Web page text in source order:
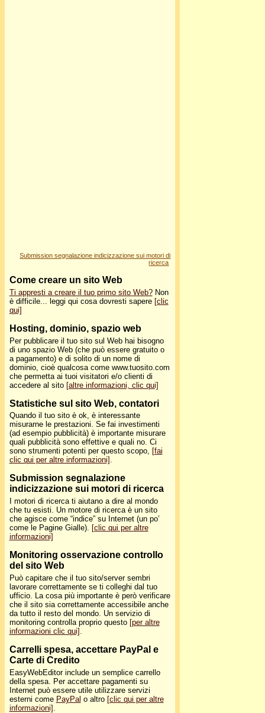
Submission segnalazione indicizzazione sui motori di
ricerca
Come creare un sito Web
Ti appresti a creare il tuo primo sito Web?Non
è difficile... leggi qui cosa dovresti sapere [clic
qui]
Hosting, dominio, spazio web
Per pubblicare il tuo sito sul Web hai bisogno
di uno spazio Web (che può essere gratuito o
a pagamento) e di solito di un nome di
dominio, cioè qualcosa come www.tuosito.com
che permetta ai tuoi visitatori e/o clienti di
accedere al sito [altre informazioni, clic qui]
Statistiche sul sito Web, contatori
Quando il tuo sito è ok, è interessante
misurarne le prestazioni. Se fai investimenti
(ad esempio pubblicità) è importante misurare
quali pubblicità sono effettive e quali no. Ci
sono strumenti potenti per questo scopo, [fai
clic qui per altre informazioni] .
Submission segnalazione
indicizzazione sui motori di ricerca
I motori di ricerca ti aiutano a dire al mondo
che tu esisti. Un motore di ricerca è un sito
che agisce come “indice” su Internet (un po’
come le Pagine Gialle). [clic qui per altre
informazioni]
Monitoring osservazione controllo
del sito Web
Può capitare che il tuo sito/server sembri
lavorare correttamente se ti colleghi dal tuo
ufficio. La cosa più importante è però verificare
che il sito sia correttamente accessibile anche
da tutto il resto del mondo. Un servizio di
monitoring controlla proprio questo [per altre
informazioni clic qui]
Carrelli spesa, accettare PayPal e
Carte di Credito
EasyWebEditor include un semplice carrello
della spesa. Per accettare pagamenti su
Internet può essere utile utilizzare servizi
esterni come PayPal o altro [clic qui per altre
informazioni]